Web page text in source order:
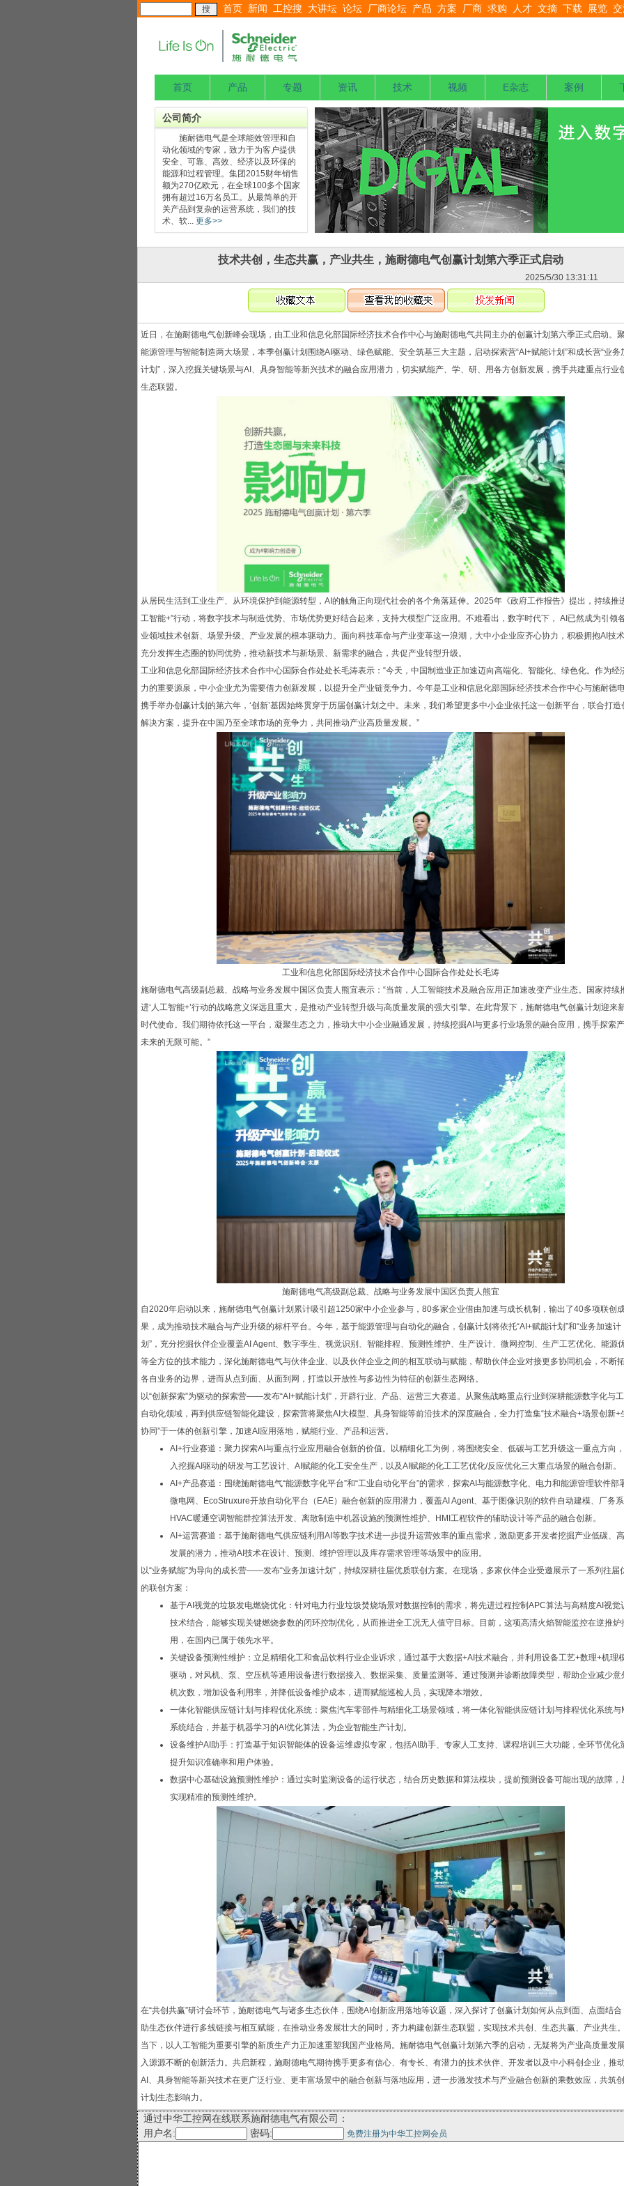
首页 新闻 工控搜 大讲坛 论坛 厂商论坛 产品 方案 厂商 求购 人才 文摘 下载 展览 交
首页 产品 专题 资讯 技术 视频 E杂志 案例
公司简介
施耐德电气是全球能效管理和自
动化领域的专家，致力于为客户提供
安全、可靠、高效、经济以及环保的
能源和过程管理。集团2015财年销售
额为270亿欧元，在全球100多个国家
拥有超过16万名员工。从最简单的开
关产品到复杂的运营系统，我们的技
术、软... 更多>>
技术共创，生态共赢，产业共生，施耐德电气创赢计划第六季正式启动
2025/5/30 13:31:11
近日，在施耐德电气创新峰会现场，由工业和信息化部国际经济技术合作中心与施耐德电气共同主办的创赢计划第六季正式启动。
能源管理与智能制造两大场景，本季创赢计划围绕AI驱动、绿色赋能、安全筑基三大主题，启动探索营“AI+赋能计划”和成长营“业务
计划”，深入挖掘关键场景与AI、具身智能等新兴技术的融合应用潜力，切实赋能产、学、研、用各方创新发展，携手共建重点行业
生态联盟。
从居民生活到工业生产、从环境保护到能源转型，AI的触角正向现代社会的各个角落延伸。2025年《政府工作报告》提出，持续推
工智能+”行动，将数字技术与制造优势、市场优势更好结合起来，支持大模型广泛应用。不难看出，数字时代下， AI已然成为引领
业领域技术创新、场景升级、产业发展的根本驱动力。面向科技革命与产业变革这一浪潮，大中小企业应齐心协力，积极拥抱AI技术
充分发挥生态圈的协同优势，推动新技术与新场景、新需求的融合，共促产业转型升级。
工业和信息化部国际经济技术合作中心国际合作处处长毛涛表示：“今天，中国制造业正加速迈向高端化、智能化、绿色化。作为经
力的重要源泉，中小企业尤为需要借力创新发展，以提升全产业链竞争力。今年是工业和信息化部国际经济技术合作中心与施耐德
携手举办创赢计划的第六年，‘创新’基因始终贯穿于历届创赢计划之中。未来，我们希望更多中小企业依托这一创新平台，联合打造
解决方案，提升在中国乃至全球市场的竞争力，共同推动产业高质量发展。”
工业和信息化部国际经济技术合作中心国际合作处处长毛涛
施耐德电气高级副总裁、战略与业务发展中国区负责人熊宜表示：“当前，人工智能技术及融合应用正加速改变产业生态。国家持续
进‘人工智能+’行动的战略意义深远且重大，是推动产业转型升级与高质量发展的强大引擎。在此背景下，施耐德电气创赢计划迎来
时代使命。我们期待依托这一平台，凝聚生态之力，推动大中小企业融通发展，持续挖掘AI与更多行业场景的融合应用，携手探索
未来的无限可能。”
施耐德电气高级副总裁、战略与业务发展中国区负责人熊宜
自2020年启动以来，施耐德电气创赢计划累计吸引超1250家中小企业参与，80多家企业借由加速与成长机制，输出了40多项联创
果，成为推动技术融合与产业升级的标杆平台。今年，基于能源管理与自动化的融合，创赢计划将依托“AI+赋能计划”和“业务加速计
划”，充分挖掘伙伴企业覆盖AI Agent、数字孪生、视觉识别、智能排程、预测性维护、生产设计、微网控制、生产工艺优化、能源
等全方位的技术能力，深化施耐德电气与伙伴企业、以及伙伴企业之间的相互联动与赋能，帮助伙伴企业对接更多协同机会，不断
各自业务的边界，进而从点到面、从面到网，打造以开放性与多边性为特征的创新生态网络。
以“创新探索”为驱动的探索营——发布“AI+赋能计划”，开辟行业、产品、运营三大赛道。从聚焦战略重点行业到深耕能源数字化与
自动化领域，再到供应链智能化建设，探索营将聚焦AI大模型、具身智能等前沿技术的深度融合，全力打造集“技术融合+场景创新+
协同”于一体的创新引擎，加速AI应用落地，赋能行业、产品和运营。
AI+行业赛道：聚力探索AI与重点行业应用融合创新的价值。以精细化工为例，将围绕安全、低碳与工艺升级这一重点方向
入挖掘AI驱动的研发与工艺设计、AI赋能的化工安全生产，以及AI赋能的化工工艺优化/反应优化三大重点场景的融合创新。
AI+产品赛道：围绕施耐德电气“能源数字化平台”和“工业自动化平台”的需求，探索AI与能源数字化、电力和能源管理软件部
微电网、EcoStruxure开放自动化平台（EAE）融合创新的应用潜力，覆盖AI Agent、基于图像识别的软件自动建模、厂务
HVAC暖通空调智能群控算法开发、离散制造中机器设施的预测性维护、HMI工程软件的辅助设计等产品的融合创新。
AI+运营赛道：基于施耐德电气供应链利用AI等数字技术进一步提升运营效率的重点需求，激励更多开发者挖掘产业低碳、
发展的潜力，推动AI技术在设计、预测、维护管理以及库存需求管理等场景中的应用。
以“业务赋能”为导向的成长营——发布“业务加速计划”，持续深耕往届优质联创方案。在现场，多家伙伴企业受邀展示了一系列往届
的联创方案：
基于AI视觉的垃圾发电燃烧优化：针对电力行业垃圾焚烧场景对数据控制的需求，将先进过程控制APC算法与高精度AI视觉
技术结合，能够实现关键燃烧参数的闭环控制优化，从而推进全工况无人值守目标。目前，这项高清火焰智能监控在逆推炉
用，在国内已属于领先水平。
关键设备预测性维护：立足精细化工和食品饮料行业企业诉求，通过基于大数据+AI技术融合，并利用设备工艺+数理+机理
驱动，对风机、泵、空压机等通用设备进行数据接入、数据采集、质量监测等。通过预测并诊断故障类型，帮助企业减少意
机次数，增加设备利用率，并降低设备维护成本，进而赋能巡检人员，实现降本增效。
一体化智能供应链计划与排程优化系统：聚焦汽车零部件与精细化工场景领域，将一体化智能供应链计划与排程优化系统与
系统结合，并基于机器学习的AI优化算法，为企业智能生产计划。
设备维护AI助手：打造基于知识智能体的设备运维虚拟专家，包括AI助手、专家人工支持、课程培训三大功能，全环节优化
提升知识准确率和用户体验。
数据中心基础设施预测性维护：通过实时监测设备的运行状态，结合历史数据和算法模块，提前预测设备可能出现的故障，
实现精准的预测性维护。
在“共创共赢”研讨会环节，施耐德电气与诸多生态伙伴，围绕AI创新应用落地等议题，深入探讨了创赢计划如何从点到面、点面结合
助生态伙伴进行多线链接与相互赋能，在推动业务发展壮大的同时，齐力构建创新生态联盟，实现技术共创、生态共赢、产业共生。
当下，以人工智能为重要引擎的新质生产力正加速重塑我国产业格局。施耐德电气创赢计划第六季的启动，无疑将为产业高质量发
入源源不断的创新活力。共启新程，施耐德电气期待携手更多有信心、有专长、有潜力的技术伙伴、开发者以及中小科创企业，推动
AI、具身智能等新兴技术在更广泛行业、更丰富场景中的融合创新与落地应用，进一步激发技术与产业融合创新的乘数效应，共筑
计划生态影响力。
通过中华工控网在线联系施耐德电气有限公司：
用户名:
密码: 免费注册为中华工控网会员